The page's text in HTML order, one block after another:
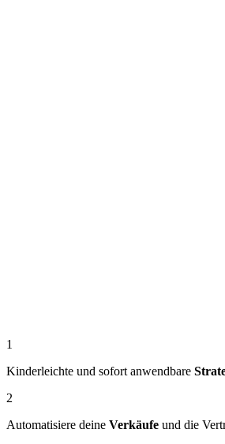
1
Kinderleichte und sofort anwendbare
2
Automatisiere deine Verkäufe und die